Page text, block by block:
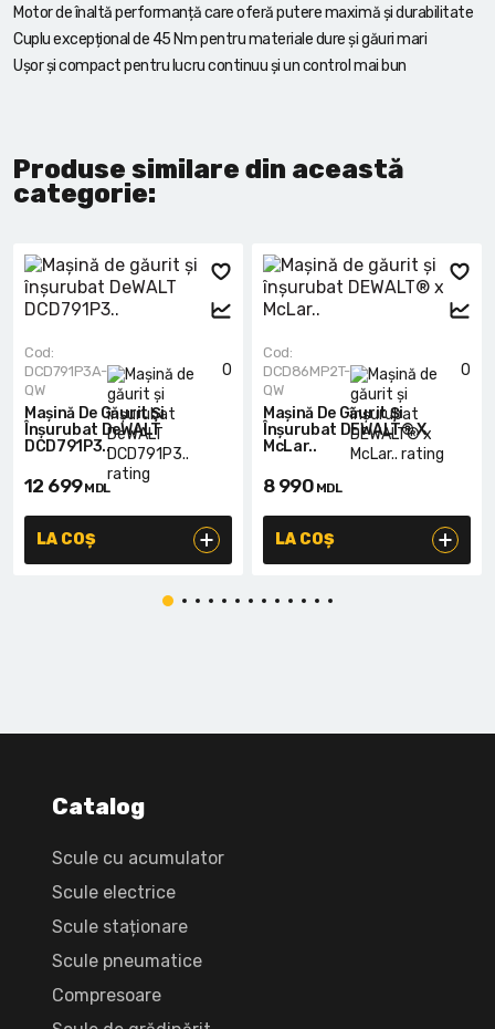
Motor de înaltă performanță care oferă putere maximă și durabilitate
Cuplu excepțional de 45 Nm pentru materiale dure și găuri mari
Ușor și compact pentru lucru continuu și un control mai bun
Produse similare din această
categorie:
0
Cod:
DCD791P3A-
QW
Mașină De Găurit Și
Înșurubat DeWALT
DCD791P3..
12 699MDL
LA COȘ
0
Cod:
DCD86MP2T-
QW
Mașină De Găurit Și
Înșurubat DEWALT® X
McLar..
8 990 MDL
LA COȘ
Catalog
Scule cu acumulator
Scule electrice
Scule staționare
Scule pneumatice
Compresoare